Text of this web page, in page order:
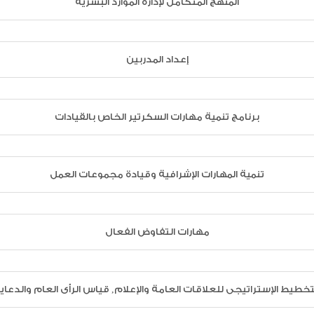
إعداد المدربين
برنامج تنمية مهارات السكرتير الخاص بالقيادات
تنمية المهارات الإشرافية وقيادة مجموعات العمل
مهارات التفاوض الفعال
الإستراتيجى للعلاقات العامة والإعلام, قياس الرأى العام